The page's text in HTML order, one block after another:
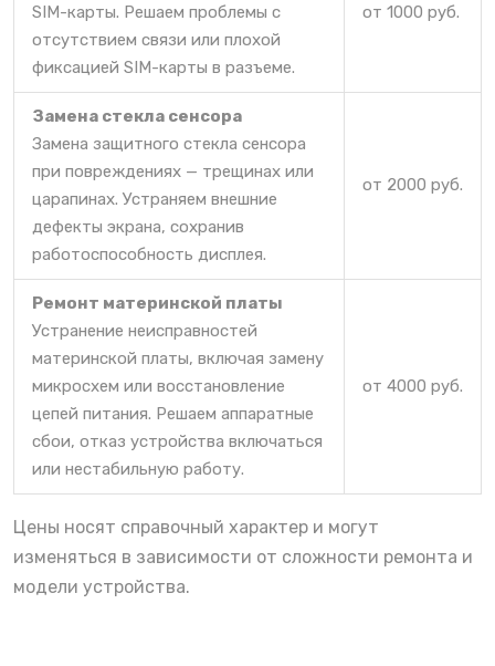
SIM-карты. Решаем проблемы с
отсутствием связи или плохой
фиксацией SIM-карты в разъеме.
от 1000 руб.
Замена стекла сенсора
Замена защитного стекла сенсора
при повреждениях — трещинах или
царапинах. Устраняем внешние
дефекты экрана, сохранив
работоспособность дисплея.
от 2000 руб.
Ремонт материнской платы
Устранение неисправностей
материнской платы, включая замену
микросхем или восстановление
цепей питания. Решаем аппаратные
сбои, отказ устройства включаться
или нестабильную работу.
от 4000 руб.
Цены носят справочный характер и могут
изменяться в зависимости от сложности ремонта и
модели устройства.